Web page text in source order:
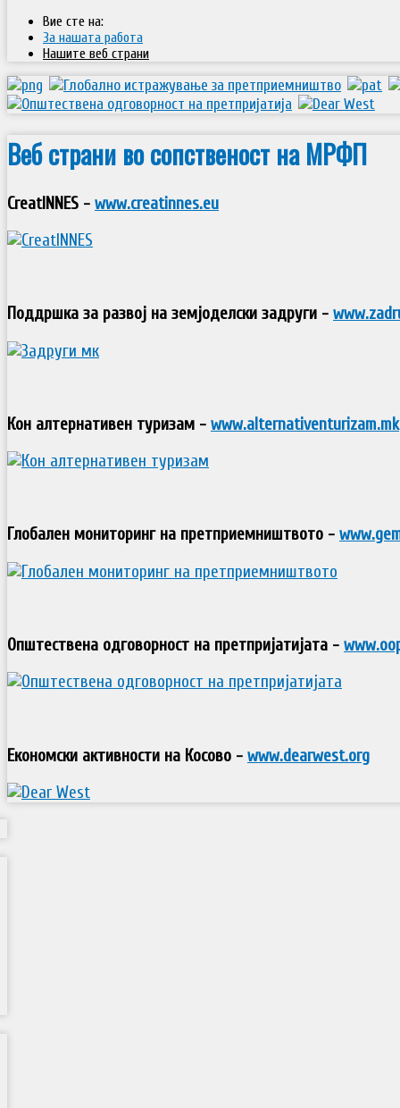
Вие сте на:
За нашата работа
Нашите веб страни
Веб страни во сопственост на МРФП
CreatINNES - www.creatinnes.eu
Поддршка за развој на земјоделски задруги -
Кон алтернативен туризам - www.alternativenturizam.mk
Глобален мониторинг на претприемништвото -
Општествена одговорност на претпријатијата -
Економски активности на Косово - www.dearwest.org